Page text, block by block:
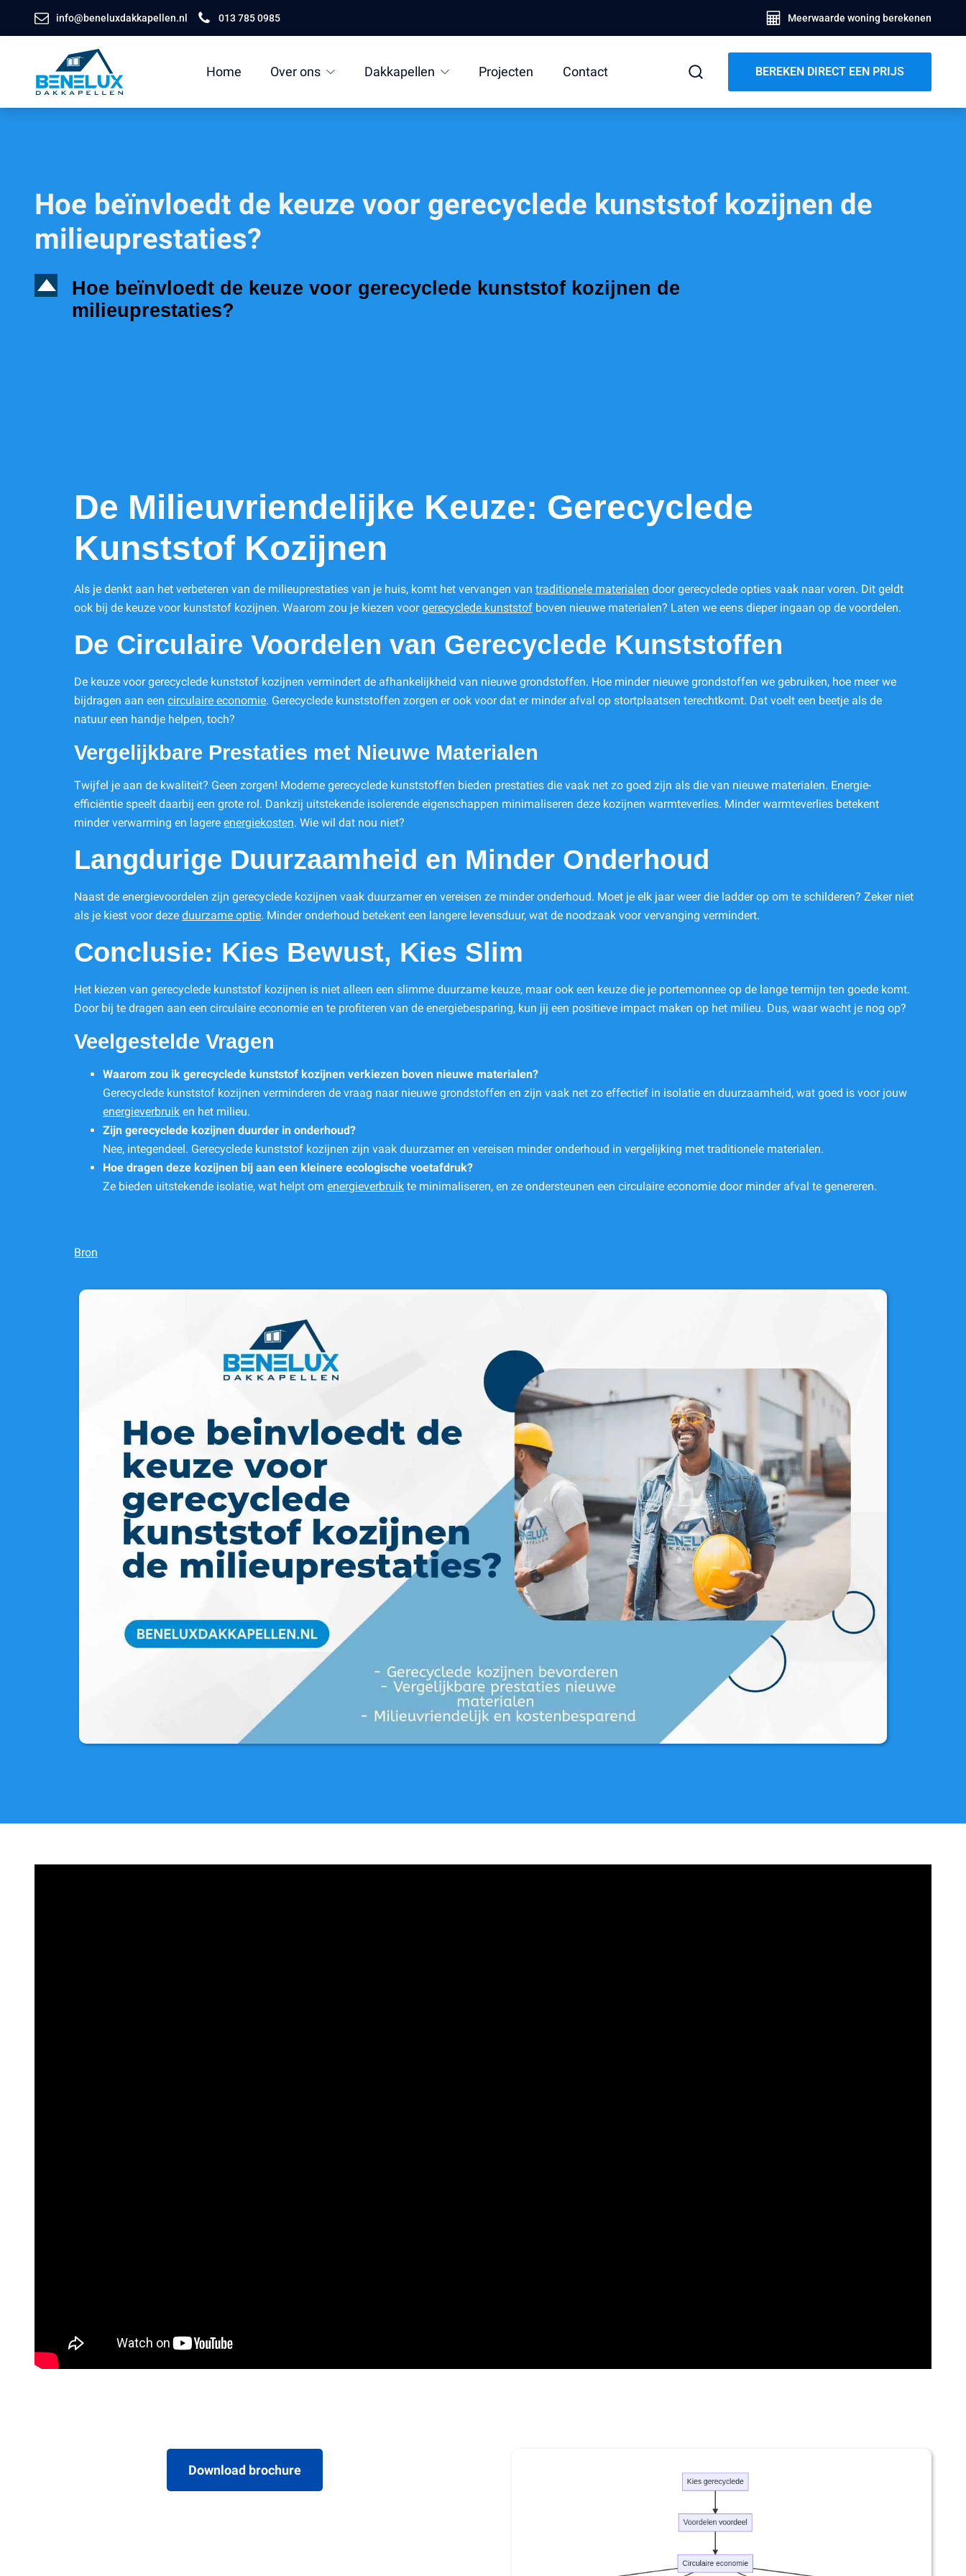
info@beneluxdakkapellen.nl 013 785 0985 Meerwaarde woning berekenen
Home Over ons Dakkapellen Projecten Contact BEREKEN DIRECT EEN PRIJS
Hoe beïnvloedt de keuze voor gerecyclede kunststof kozijnen de
milieuprestaties?
D
Hoe beïnvloedt de keuze voor gerecyclede kunststof kozijnen de
milieuprestaties?
De Milieuvriendelijke Keuze: Gerecyclede
Kunststof Kozijnen
Als je denkt aan het verbeteren van de milieuprestaties van je huis, komt het vervangen van traditionele materialen door gerecyclede opties vaak naar voren. Dit geldt
ook bij de keuze voor kunststof kozijnen. Waarom zou je kiezen voorgerecyclede kunststof boven nieuwe materialen? Laten we eens dieper ingaan op de voordelen.
De Circulaire Voordelen van Gerecyclede Kunststoffen
De keuze voor gerecyclede kunststof kozijnen vermindert de afhankelijkheid van nieuwe grondstoffen. Hoe minder nieuwe grondstoffen we gebruiken, hoe meer we
bijdragen aan een circulaire economie. Gerecyclede kunststoffen zorgen er ook voor dat er minder afval op stortplaatsen terechtkomt. Dat voelt een beetje als de
natuur een handje helpen, toch?
Vergelijkbare Prestaties met Nieuwe Materialen
Twijfel je aan de kwaliteit? Geen zorgen! Moderne gerecyclede kunststoffen bieden prestaties die vaak net zo goed zijn als die van nieuwe materialen. Energie-
efficiëntie speelt daarbij een grote rol. Dankzij uitstekende isolerende eigenschappen minimaliseren deze kozijnen warmteverlies. Minder warmteverlies betekent
minder verwarming en lagere energiekosten. Wie wil dat nou niet?
Langdurige Duurzaamheid en Minder Onderhoud
Naast de energievoordelen zijn gerecyclede kozijnen vaak duurzamer en vereisen ze minder onderhoud. Moet je elk jaar weer die ladder op om te schilderen? Zeker niet
als je kiest voor deze duurzame optie. Minder onderhoud betekent een langere levensduur, wat de noodzaak voor vervanging vermindert.
Conclusie: Kies Bewust, Kies Slim
Het kiezen van gerecyclede kunststof kozijnen is niet alleen een slimme duurzame keuze, maar ook een keuze die je portemonnee op de lange termijn ten goede komt.
Door bij te dragen aan een circulaire economie en te profiteren van de energiebesparing, kun jij een positieve impact maken op het milieu. Dus, waar wacht je nog op?
Veelgestelde Vragen
Waarom zou ik gerecyclede kunststof kozijnen verkiezen boven nieuwe materialen?
Gerecyclede kunststof kozijnen verminderen de vraag naar nieuwe grondstoffen en zijn vaak net zo effectief in isolatie en duurzaamheid, wat goed is voor jouw
energieverbruik en het milieu.
Zijn gerecyclede kozijnen duurder in onderhoud?
Nee, integendeel. Gerecyclede kunststof kozijnen zijn vaak duurzamer en vereisen minder onderhoud in vergelijking met traditionele materialen.
Hoe dragen deze kozijnen bij aan een kleinere ecologische voetafdruk?
Ze bieden uitstekende isolatie, wat helpt om energieverbruik te minimaliseren, en ze ondersteunen een circulaire economie door minder afval te genereren.
Bron
Download brochure